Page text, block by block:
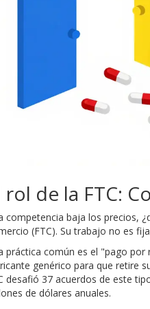
rol de la FTC:
competencia baja los precios,
(FTC). Su trabajo no es
práctica común es el "pago por
genérico para que retire
desafió 37 acuerdos de este
de dólares anuales.